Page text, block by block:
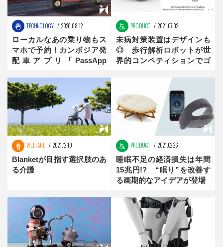
TECHNOLOGY 2020.08.12
ローカルなあの乗り物もス
マホで予約！カンボジア発
配車アプリ「PassApp
PRODUCT 2021.07.02
未病対策装置はデザインも
◎ 歩行解析ロボットが世
界的コンペティションでゴ
WELFARE 2021.12.10
Blanketが目指す選択肢のあ
る介護
PRODUCT 2021.02.26
睡眠不足の経済損失は年間
15兆円!? “眠り”を改善す
る画期的なアイデアが登場